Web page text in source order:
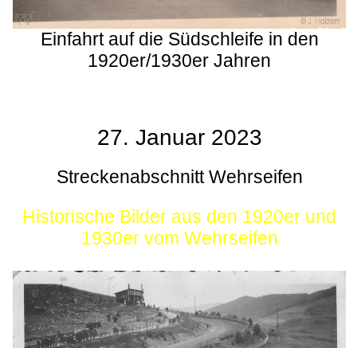
Einfahrt auf die Südschleife in den
1920er/1930er Jahren
27. Januar 2023
Streckenabschnitt Wehrseifen
Historische Bilder aus den 1920er und
1930er vom Wehrseifen